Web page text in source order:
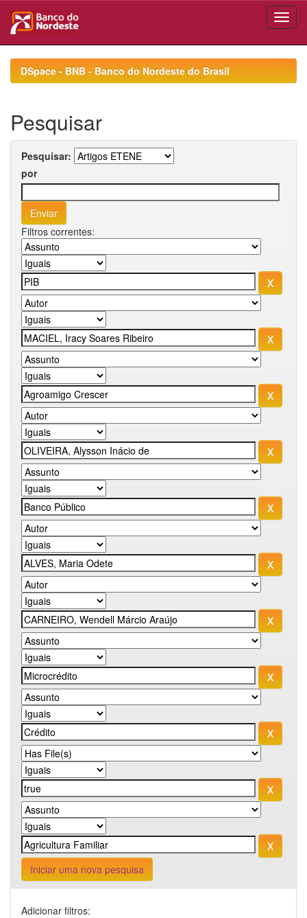
navigationDSpace - BNB - Banco do Nordeste do Brasil
Pesquisar
Pesquisar:
por
Filtros correntes:
Iniciar uma nova pesquisa
Adicionar filtros: